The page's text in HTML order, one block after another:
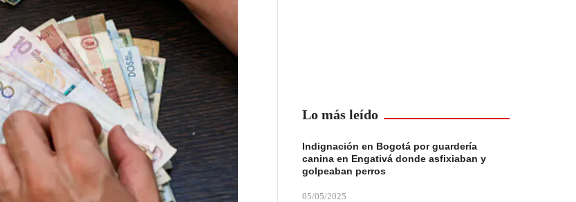
Lo más leído
Indignación en Bogotá por guardería
canina en Engativá donde asfixiaban y
golpeaban perros
05/05/2025